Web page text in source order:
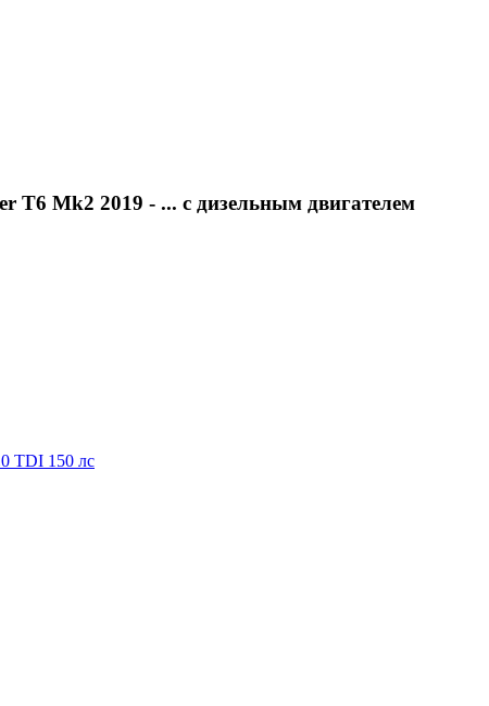
T6 Mk2 2019 - ... с дизельным двигателем
TDI 150 лс